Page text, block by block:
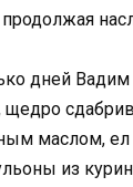
дней
щедро
маслом, ел
из